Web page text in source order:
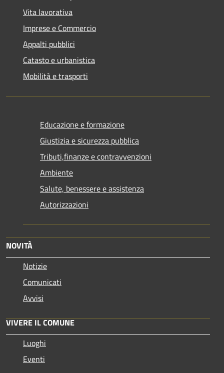
Vita lavorativa
Imprese e Commercio
Appalti pubblici
Catasto e urbanistica
Mobilità e trasporti
Educazione e formazione
Giustizia e sicurezza pubblica
Tributi,finanze e contravvenzioni
Ambiente
Salute, benessere e assistenza
Autorizzazioni
NOVITÀ
Notizie
Comunicati
Avvisi
VIVERE IL COMUNE
Luoghi
Eventi